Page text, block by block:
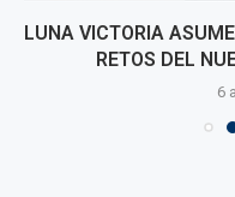
LUNA VICTORIA
RETOS DEL
6